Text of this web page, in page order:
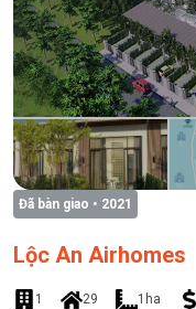
Đã bàn giao • 2021
Lộc An Airhomes
1 29 1ha